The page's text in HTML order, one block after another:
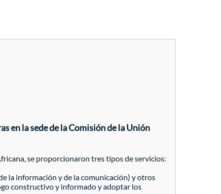
en la sede de la Comisión de la Unión
se proporcionaron tres tipos de servicios:
la información y de la comunicación) y otros
constructivo y informado y adoptar los